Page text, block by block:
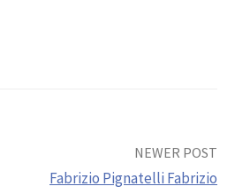
NEWER POST
Fabrizio Pignatelli Fabrizio